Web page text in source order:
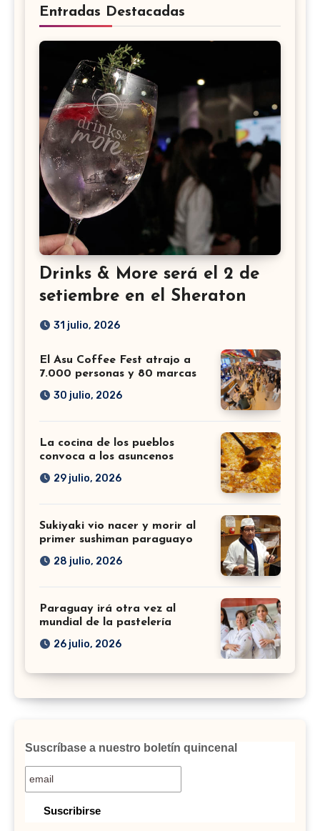
Entradas Destacadas
Drinks & More será el 2 de
setiembre en el Sheraton
31 julio, 2026
El Asu Coffee Fest atrajo a
7.000 personas y 80 marcas
30 julio, 2026
La cocina de los pueblos
convoca a los asuncenos
29 julio, 2026
Sukiyaki vio nacer y morir al
primer sushiman paraguayo
28 julio, 2026
Paraguay irá otra vez al
mundial de la pastelería
26 julio, 2026
Suscríbase a nuestro boletín quincenal